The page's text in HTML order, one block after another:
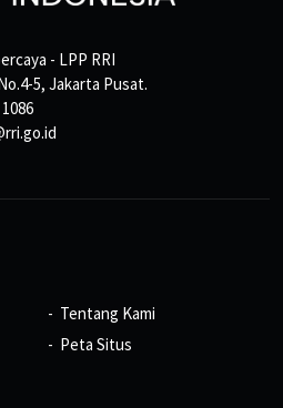
- LPP RRI
5, Jakarta Pusat.
Tentang Kami
Peta Situs